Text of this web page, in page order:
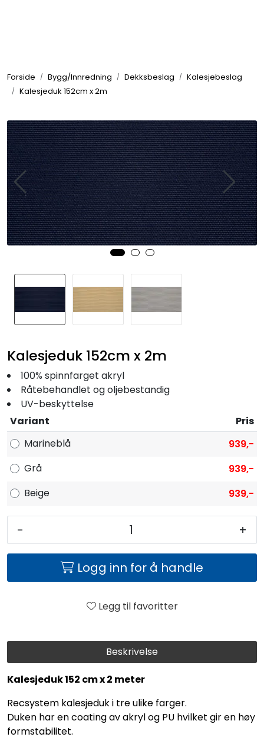
Forside Bygg/Innredning Dekksbeslag
Kalesjebeslag
Kalesjeduk 152cm x 2m
Beskrivelse
Kalesjeduk 152 cm x 2 meter
Recsystem kalesjeduk i tre ulike farger.
Duken har en coating av akryl og PU hvilket gir en høy
formstabilitet.
Kalesjeduk 152cm x 2m
100% spinnfarget akryl
Råtebehandlet og oljebestandig
UV-beskyttelse
Variant
Pris
Marineblå
939,-
Grå
939,-
Beige
939,-
- +
Logg inn for å handle
Legg til favoritter
Elektrisk
Bygg/Innredning
Komfort
VVS
Motor/Styring
Seil
Nyheter